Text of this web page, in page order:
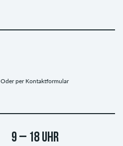
Oder per Kontaktformular
9 – 18 Uhr